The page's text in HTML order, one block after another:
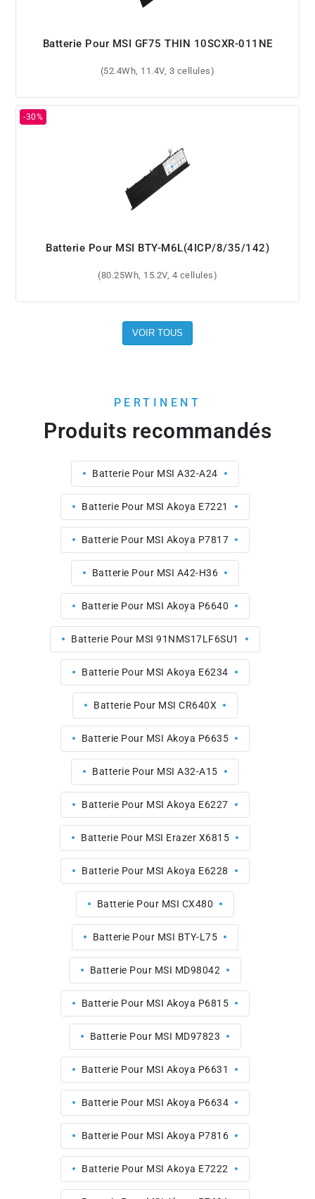
Batterie Pour MSI GF75 THIN 10SCXR-011NE
(52.4Wh, 11.4V, 3 cellules)
Batterie Pour MSI BTY-M6L(4ICP/8/35/142)
(80.25Wh, 15.2V, 4 cellules)
VOIR TOUS
PERTINENT
Produits recommandés
Batterie Pour MSI A32-A24
Batterie Pour MSI Akoya E7221
Batterie Pour MSI Akoya P7817
Batterie Pour MSI A42-H36
Batterie Pour MSI Akoya P6640
Batterie Pour MSI 91NMS17LF6SU1
Batterie Pour MSI Akoya E6234
Batterie Pour MSI CR640X
Batterie Pour MSI Akoya P6635
Batterie Pour MSI A32-A15
Batterie Pour MSI Akoya E6227
Batterie Pour MSI Erazer X6815
Batterie Pour MSI Akoya E6228
Batterie Pour MSI CX480
Batterie Pour MSI BTY-L75
Batterie Pour MSI MD98042
Batterie Pour MSI Akoya P6815
Batterie Pour MSI MD97823
Batterie Pour MSI Akoya P6631
Batterie Pour MSI Akoya P6634
Batterie Pour MSI Akoya P7816
Batterie Pour MSI Akoya E7222